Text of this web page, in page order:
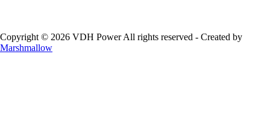
Copyright © 2026 VDH Power All rights reserved - Created by
Marshmallow